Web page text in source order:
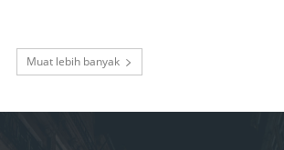
Muat lebih banyak